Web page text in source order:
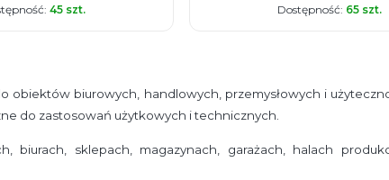
45 szt. Dostępność: 65 szt.
obiektów biurowych, handlowych, przemysłowych i
do zastosowań użytkowych i technicznych.
biurach, sklepach, magazynach, garażach, halach